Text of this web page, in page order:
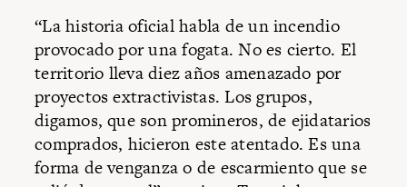
“La historia oficial habla de un incendio
provocado por una fogata. No es cierto. El
territorio lleva diez años amenazado por
proyectos extractivistas. Los grupos,
digamos, que son promineros, de ejidatarios
comprados, hicieron este atentado. Es una
forma de venganza o de escarmiento que se